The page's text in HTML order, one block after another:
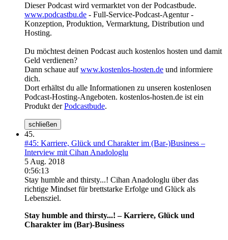
Dieser Podcast wird vermarktet von der Podcastbude.
www.podcastbu.de - Full-Service-Podcast-Agentur -
Konzeption, Produktion, Vermarktung, Distribution und
Hosting.
Du möchtest deinen Podcast auch kostenlos hosten und damit
Geld verdienen?
Dann schaue aufwww.kostenlos-hosten.de und informiere
dich.
Dort erhältst du alle Informationen zu unseren kostenlosen
Podcast-Hosting-Angeboten. kostenlos-hosten.de ist ein
Produkt derPodcastbude.
schließen
45.
#45: Karriere, Glück und Charakter im (Bar-)Business –
Interview mit Cihan Anadologlu
5 Aug. 2018
0:56:13
Stay humble and thirsty...! Cihan Anadologlu über das
richtige Mindset für brettstarke Erfolge und Glück als
Lebensziel.
Stay humble and thirsty...! – Karriere, Glück und
Charakter im (Bar)-Business